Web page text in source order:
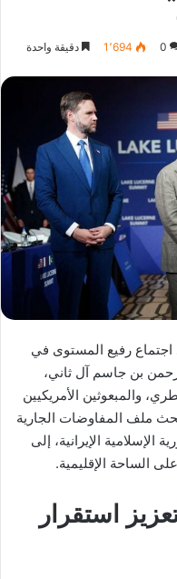
0 1٬694 دقيقة واحدة
اجتماع رفيع المستوى في
بن جاسم آل ثاني،
والمبعوثين الأمريكيين
ملف المفاوضات الجارية
الإسلامية الإيرانية، إلى
الساحة الإقليمية.
استقرار